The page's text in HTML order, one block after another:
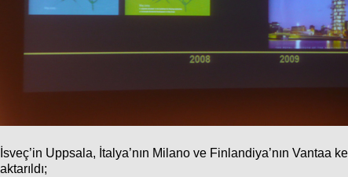
İsveç’in Uppsala, İtalya’nın Milano ve Finlandiya’nın
aktarıldı;